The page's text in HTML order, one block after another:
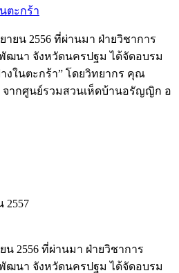
ายน 2556 ที่ผ่านมา ฝ่ายวิชาการ
ฒนา จังหวัดนครปฐม ได้จัดอบรม
างในตะกร้า” โดยวิทยากร คุณ
จากศูนย์รวมสวนเห็ดบ้านอรัญญิก อ
2557
น 2556 ที่ผ่านมา ฝ่ายวิชาการ
ฒนา จังหวัดนครปฐม ได้จัดอบรม